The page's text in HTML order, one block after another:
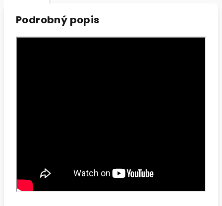
Podrobný popis